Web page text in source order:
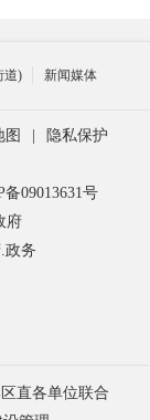
道) 新闻媒体
图
隐私保护
备09013631号
府
政务
直各单位联合